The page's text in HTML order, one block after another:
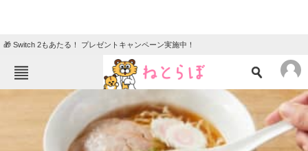
🎁 Switch 2もあたる！ プレゼントキャンペーン実施中！
ねとらぼメニュー
ニュース
クイズ